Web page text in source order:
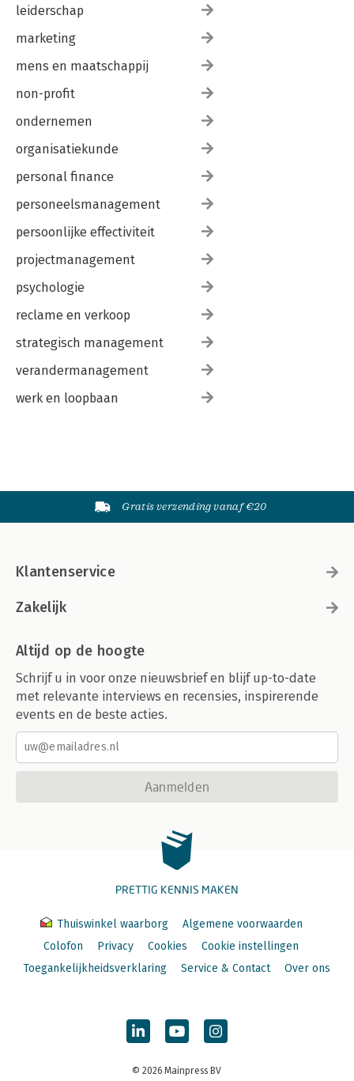
leiderschap
marketing
mens en maatschappij
non-profit
ondernemen
organisatiekunde
personal finance
personeelsmanagement
persoonlijke effectiviteit
projectmanagement
psychologie
reclame en verkoop
strategisch management
verandermanagement
werk en loopbaan
Gratis verzending vanaf €20
Klantenservice
Zakelijk
Altijd op de hoogte
Schrijf u in voor onze nieuwsbrief en blijf up-to-date
met relevante interviews en recensies, inspirerende
events en de beste acties.
Aanmelden
PRETTIG KENNIS MAKEN
Thuiswinkel waarborg
Algemene voorwaarden
Colofon
Privacy Cookies
Cookie instellingen
Toegankelijkheidsverklaring
Service & Contact Over ons
© 2026 Mainpress BV